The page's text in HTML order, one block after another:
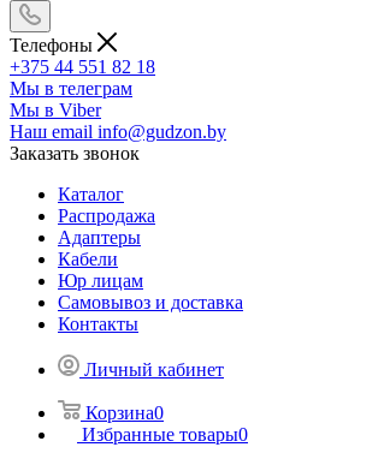
Телефоны
+375 44 551 82 18
Мы в телеграм
Мы в Viber
Наш email info@gudzon.by
Заказать звонок
Каталог
Распродажа
Адаптеры
Кабели
Юр лицам
Самовывоз и доставка
Контакты
Личный кабинет
Корзина0
Избранные товары0